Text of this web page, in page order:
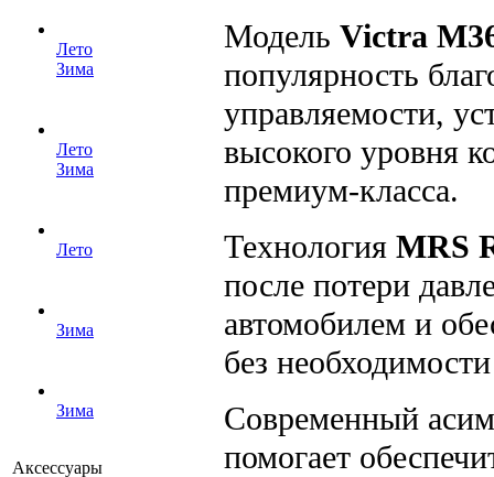
Лето
Зима
Лето
Зима
Лето
Зима
Зима
Аксессуары
Модель Victra
популярность
управляемости,
высокого уровня
премиум-класса.
Технология MRS
после потери
автомобилем и
без
Современный
помогает